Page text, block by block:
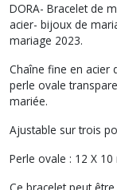
DORA- Bracelet de
acier- bijoux de
mariage 2023.
Chaîne fine en acier
perle ovale
mariée.
Ajustable sur trois
Perle ovale : 12 X 10